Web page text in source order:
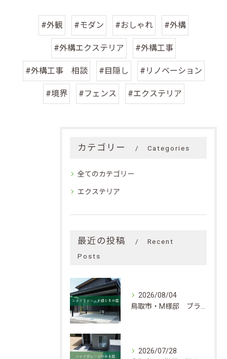
#外観 #モダン #おしゃれ #外構
#外構エクステリア #外構工事
#外構工事 相談 #目隠し #リノベーション
#境界 #フェンス #エクステリア
カテゴリー Categories
全てのカテゴリー
エクステリア
最近の投稿
Recent
Posts
2026/08/04
2026/07/28